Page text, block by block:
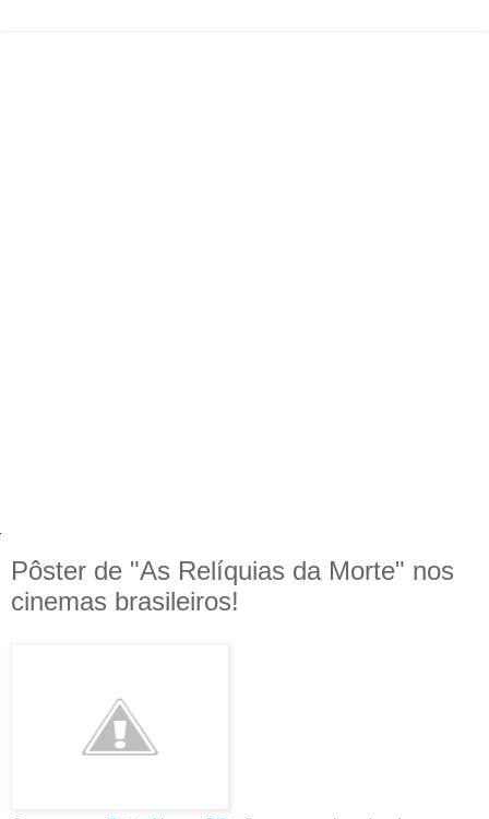
Pôster de "As Relíquias da Morte" nos
cinemas brasileiros!